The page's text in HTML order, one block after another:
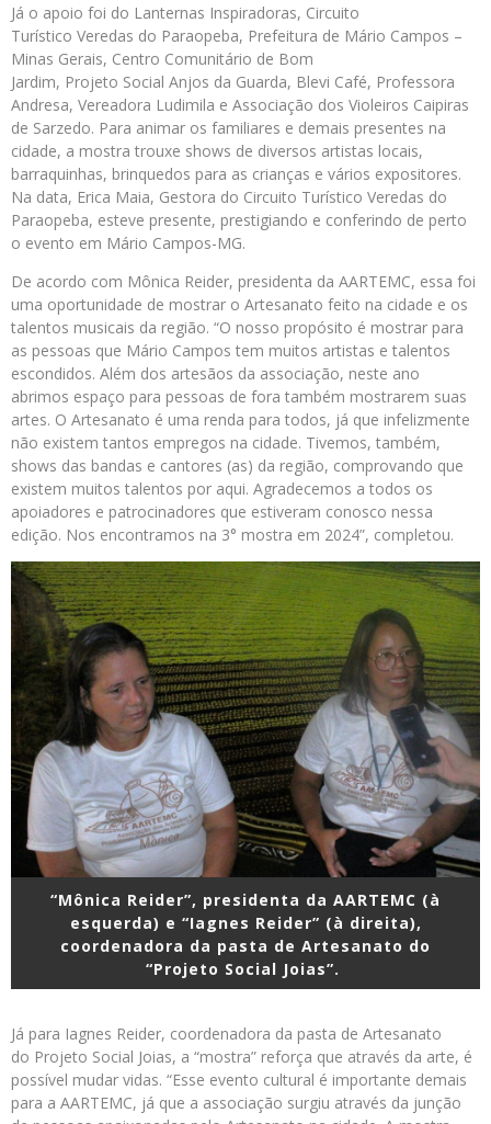
Já o apoio foi do Lanternas Inspiradoras, Circuito
Turístico Veredas do Paraopeba, Prefeitura de Mário Campos –
Minas Gerais, Centro Comunitário de Bom
Jardim, Projeto Social Anjos da Guarda, Blevi Café, Professora
Andresa, Vereadora Ludimila e Associação dos Violeiros Caipiras
de Sarzedo. Para animar os familiares e demais presentes na
cidade, a mostra trouxe shows de diversos artistas locais,
barraquinhas, brinquedos para as crianças e vários expositores.
Na data, Erica Maia, Gestora do Circuito Turístico Veredas do
Paraopeba, esteve presente, prestigiando e conferindo de perto
o evento em Mário Campos-MG.
De acordo com Mônica Reider, presidenta da AARTEMC, essa foi
uma oportunidade de mostrar o Artesanato feito na cidade e os
talentos musicais da região. “O nosso propósito é mostrar para
as pessoas que Mário Campos tem muitos artistas e talentos
escondidos. Além dos artesãos da associação, neste ano
abrimos espaço para pessoas de fora também mostrarem suas
artes. O Artesanato é uma renda para todos, já que infelizmente
não existem tantos empregos na cidade. Tivemos, também,
shows das bandas e cantores (as) da região, comprovando que
existem muitos talentos por aqui. Agradecemos a todos os
apoiadores e patrocinadores que estiveram conosco nessa
edição. Nos encontramos na 3° mostra em 2024”, completou.
“Mônica Reider”, presidenta da AARTEMC (à
esquerda) e “Iagnes Reider” (à direita),
coordenadora da pasta de Artesanato do
“Projeto Social Joias”.
Já para Iagnes Reider, coordenadora da pasta de Artesanato
do Projeto Social Joias, a “mostra” reforça que através da arte, é
possível mudar vidas. “Esse evento cultural é importante demais
para a AARTEMC, já que a associação surgiu através da junção